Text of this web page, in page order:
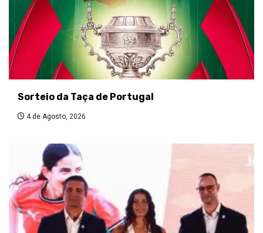
Sorteio da Taça de Portugal
4 de Agosto, 2026